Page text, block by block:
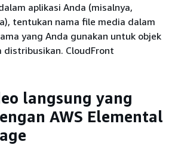
aplikasi Anda (misalnya,
tentukan nama file media dalam
yang Anda gunakan untuk objek
distribusikan. CloudFront
langsung yang
AWS Elemental